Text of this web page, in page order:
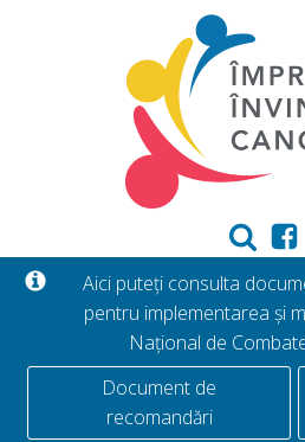
Aici puteți consulta
pentru implementarea și
Național de
Document de
recomandări